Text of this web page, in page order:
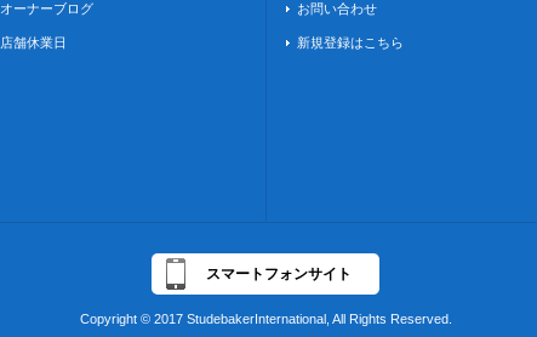
オーナーブログ
店舗休業日
お問い合わせ
新規登録はこちら
スマートフォンサイト
Copyright © 2017 StudebakerInternational, All Rights Reserved.